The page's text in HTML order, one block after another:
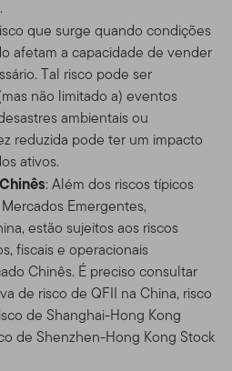
que surge quando condições
afetam a capacidade de vender
Tal risco pode ser
não limitado a) eventos
ambientais ou
reduzida pode ter um impacto
ativos.
: Além dos riscos típicos
Emergentes,
estão sujeitos aos riscos
fiscais e operacionais
Chinês. É preciso consultar
de risco de QFII na China, risco
de Shanghai-Hong Kong
de Shenzhen-Hong Kong Stock